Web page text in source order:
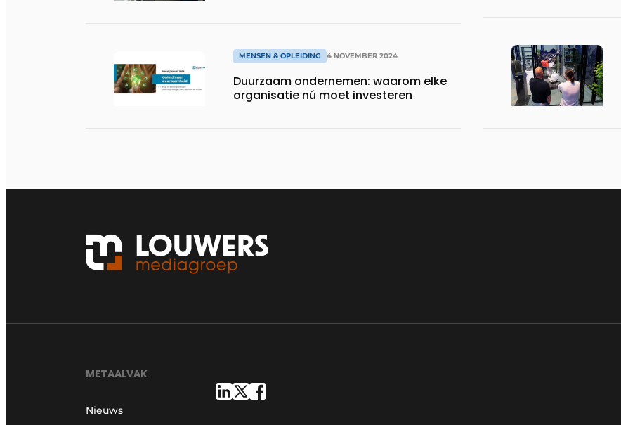
MENSEN & OPLEIDING 4 NOVEMBER 2024
Duurzaam ondernemen: waarom elke
organisatie nú moet investeren
METAALVAK
Nieuws